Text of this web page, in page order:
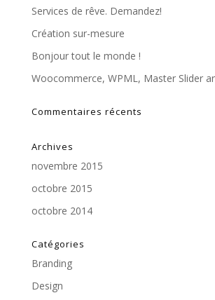
Services de rêve. Demandez!
Création sur-mesure
Bonjour tout le monde !
Woocommerce, WPML, Master Slider
Commentaires récents
Archives
novembre 2015
octobre 2015
octobre 2014
Catégories
Branding
Design